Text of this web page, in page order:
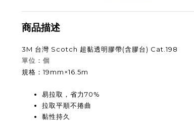
商品描述
3M 台灣 Scotch 超黏透明膠帶(含膠台) Cat.198
單位：個
規格：19mm×16.5m
易拉取，省力70%
拉取平順不捲曲
黏性持久